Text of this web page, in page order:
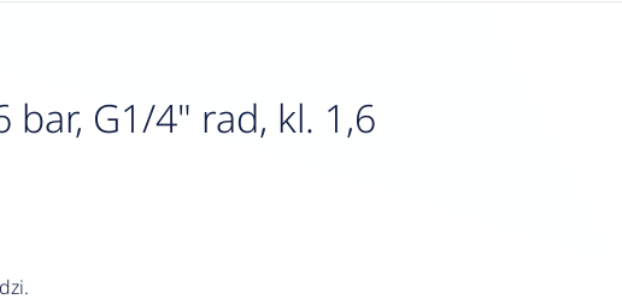
G1/4" rad, kl. 1,6